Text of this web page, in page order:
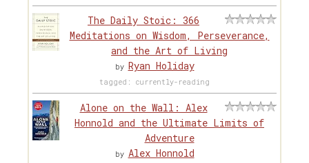
The Daily Stoic: 366
Meditations on Wisdom, Perseverance,
and the Art of Living
by Ryan Holiday
tagged: currently-reading
Alone on the Wall: Alex
Honnold and the Ultimate Limits of
Adventure
by Alex Honnold